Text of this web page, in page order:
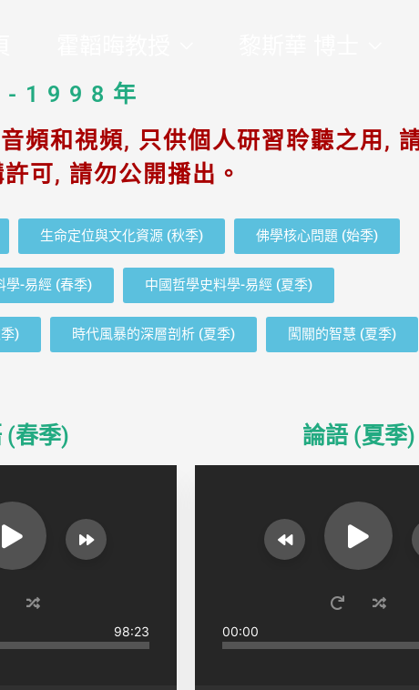
-1998年
頻和視頻, 只供個人研習聆聽之用,
可, 請勿公開播出。
生命定位與文化資源 (秋季) 佛學核心問題 (始季)
學-易經 (春季) 中國哲學史料學-易經 (夏季)
) 時代風暴的深層剖析 (夏季) 闖關的智慧 (夏季)
(春季)
98:23
論語 (夏季)
00:00